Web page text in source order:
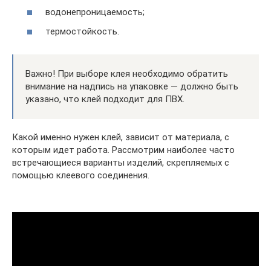
водонепроницаемость;
термостойкость.
Важно! При выборе клея необходимо обратить
внимание на надпись на упаковке — должно быть
указано, что клей подходит для ПВХ.
Какой именно нужен клей, зависит от материала, с
которым идет работа. Рассмотрим наиболее часто
встречающиеся варианты изделий, скрепляемых с
помощью клеевого соединения.